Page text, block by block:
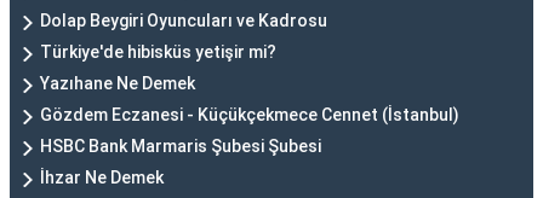
Dolap Beygiri Oyuncuları ve Kadrosu
Türkiye'de hibisküs yetişir mi?
Yazıhane Ne Demek
Gözdem Eczanesi - Küçükçekmece Cennet (İstanbul)
HSBC Bank Marmaris Şubesi Şubesi
İhzar Ne Demek